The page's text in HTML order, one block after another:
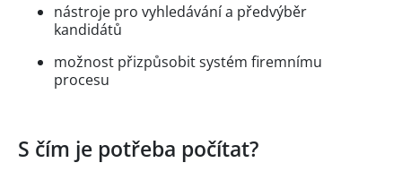
nástroje pro vyhledávání a předvýběr
kandidátů
možnost přizpůsobit systém firemnímu
procesu
S čím je potřeba počítat?